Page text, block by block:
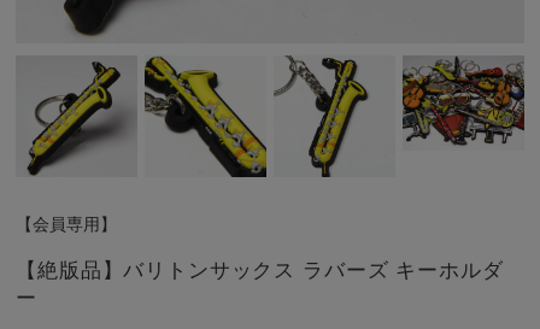
【会員専用】
【絶版品】バリトンサックス ラバーズ キーホルダ
ー